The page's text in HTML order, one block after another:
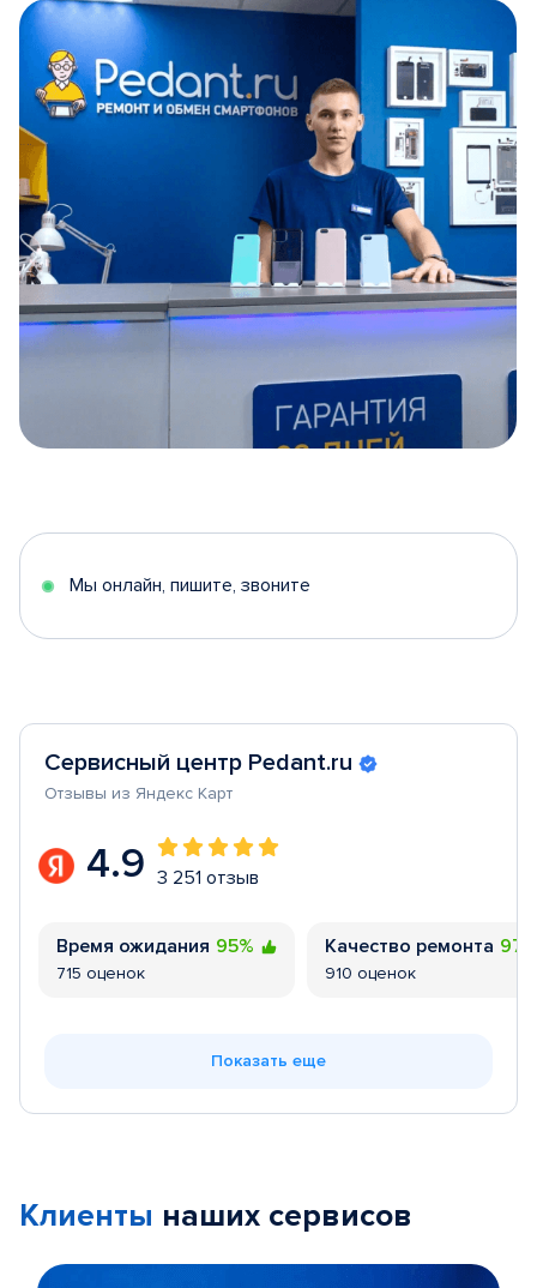
5
Мы онлайн, пишите, звоните
Сервисный центр Pedant.ru
Отзывы из Яндекс Карт
4.9 3 251 отзыв
Время ожидания 95%
715 оценок
Качество ремонта
910 оценок
Показать еще
Клиенты наших сервисов